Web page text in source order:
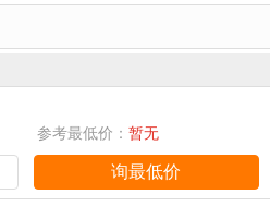
参考最低价： 暂无
询最低价